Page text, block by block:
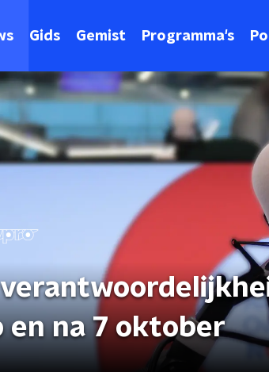
Gids Gemist Programma's
en na 7 oktober